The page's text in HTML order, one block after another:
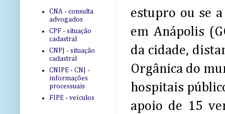
estupro ou se
em Anápolis
da cidade,
Orgânica do
hospitais
apoio de 15
CNA - consulta
advogados
CPF - situação
cadastral
CNPJ - situação
cadastral
CNIPE - CNJ -
informações
processuais
FIPE - veículos